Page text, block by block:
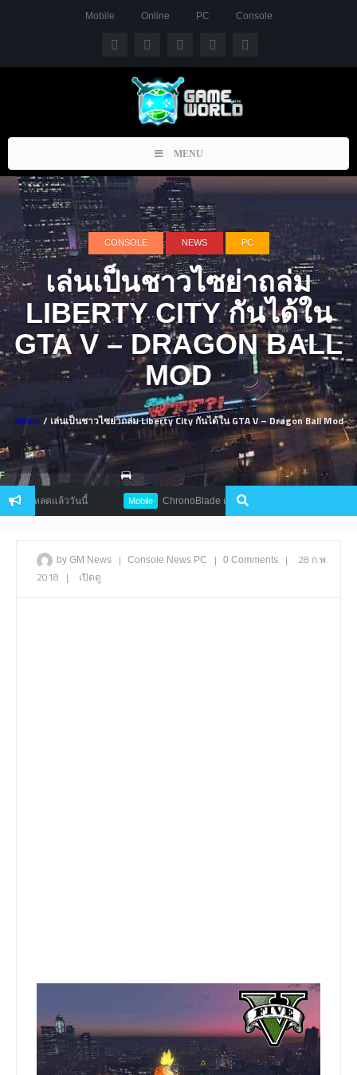
Mobile Online PC Console
Toggle
navigation
MENU
CONSOLE NEWS PC
เล่นเป็นชาวไซย่าถล่ม
LIBERTY CITY กันได้ใน
GTA V – DRAGON BALL
MOD
Home / เล่นเป็นชาวไซย่าถล่ม Liberty City กันได้ใน GTA V – Dragon Ball Mod
ดโหลดแล้ววันนี้ Mobile ChronoBlade เกมแอ็คชั่น RPG สาย PvP คุณภาพสู
by GM News | Console News PC | 0 Comments |
28 ก.พ.
2018 | เปิดดู